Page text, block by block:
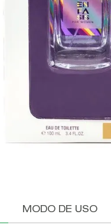
MODO DE USO